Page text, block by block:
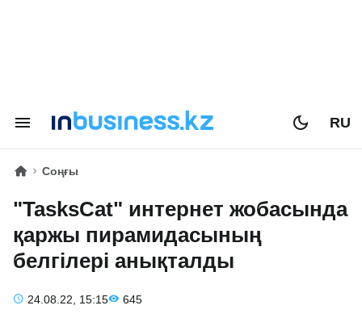
RU
Соңғы
"TasksCat" интернет жобасында
қаржы пирамидасының
белгілері анықталды
24.08.22, 15:15 645